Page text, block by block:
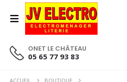
ONET LE CHÂTEAU
05 65 77 93 83
ACCUEIL
BOUTIQUE